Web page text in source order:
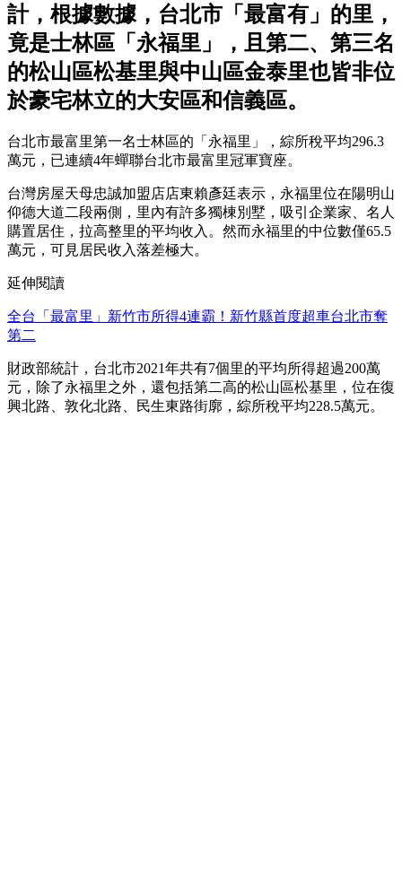
計，根據數據，台北市「最富有」的里，
竟是士林區「永福里」，且第二、第三名
的松山區松基里與中山區金泰里也皆非位
於豪宅林立的大安區和信義區。
台北市最富里第一名士林區的「永福里」，綜所稅平均296.3
萬元，已連續4年蟬聯台北市最富里冠軍寶座。
台灣房屋天母忠誠加盟店店東賴彥廷表示，永福里位在陽明山
仰德大道二段兩側，里內有許多獨棟別墅，吸引企業家、名人
購置居住，拉高整里的平均收入。然而永福里的中位數僅65.5
萬元，可見居民收入落差極大。
延伸閱讀
全台「最富里」新竹市所得4連霸！新竹縣首度超車台北市奪
第二
財政部統計，台北市2021年共有7個里的平均所得超過200萬
元，除了永福里之外，還包括第二高的松山區松基里，位在復
興北路、敦化北路、民生東路街廓，綜所稅平均228.5萬元。